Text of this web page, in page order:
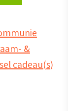
&
cadeau(s)